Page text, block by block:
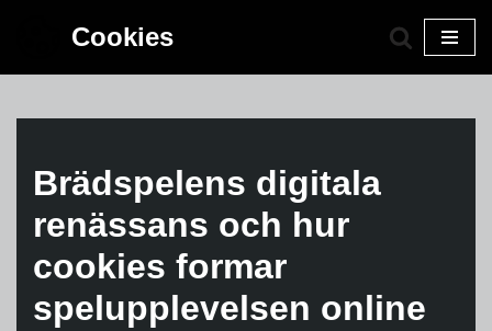
Cookies
Brädspelens digitala
renässans och hur
cookies formar
spelupplevelsen online